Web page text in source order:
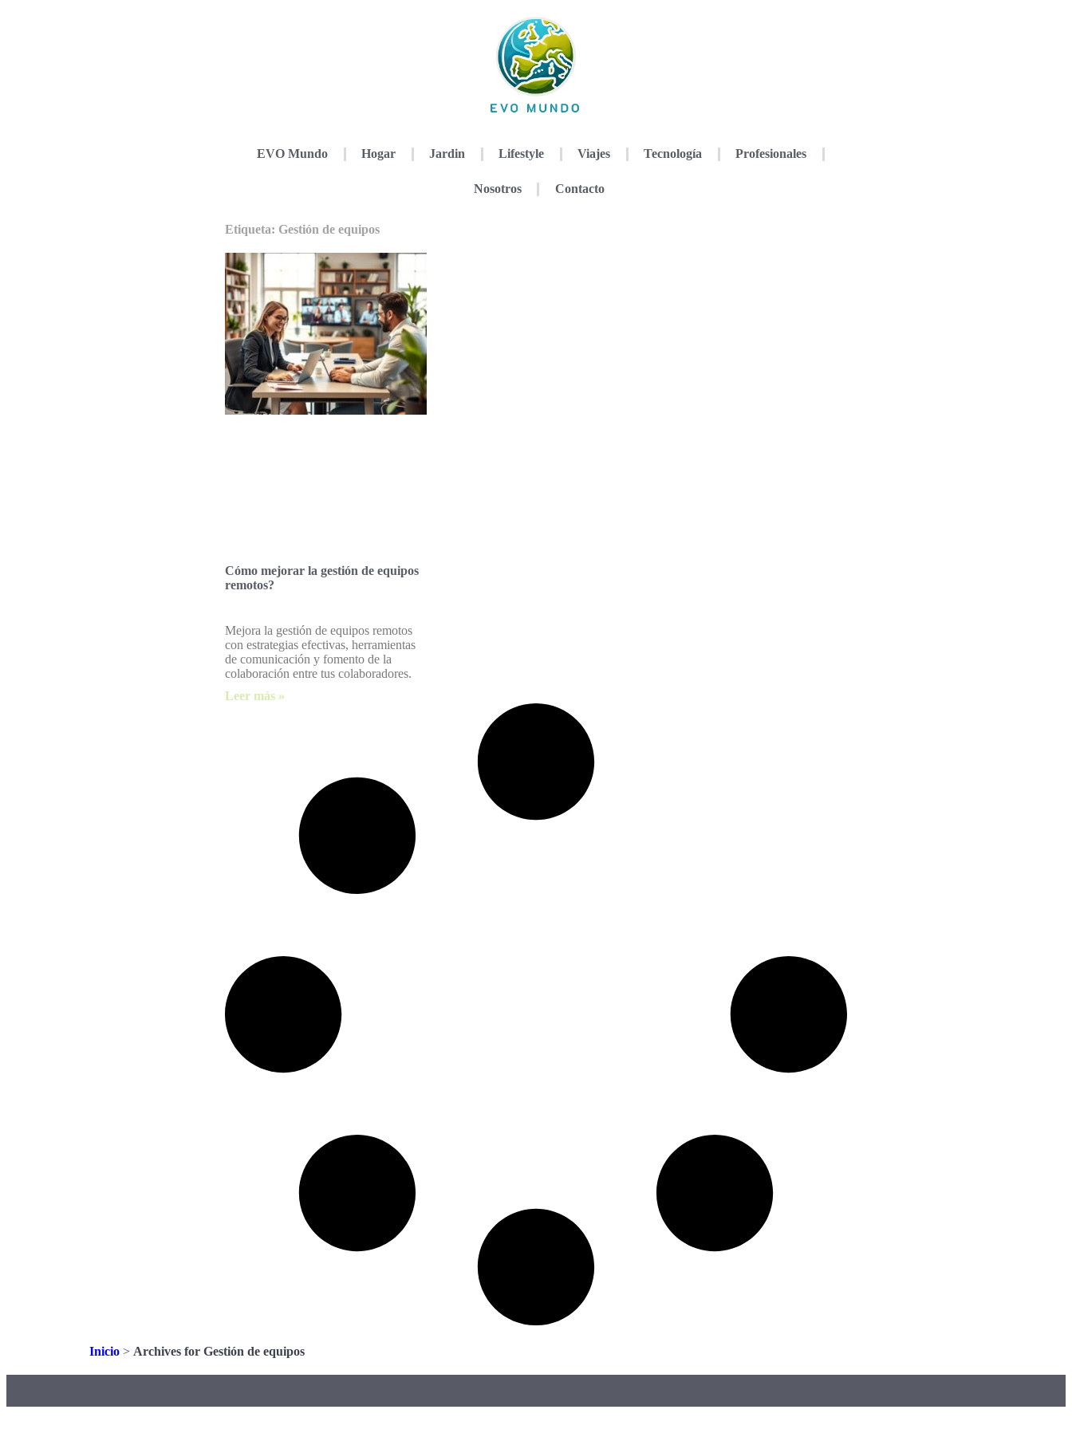
EVO Mundo Hogar Jardin Lifestyle Viajes Tecnología Profesionales
Nosotros Contacto
Etiqueta: Gestión de equipos
Cómo mejorar la gestión de equipos
remotos?
Mejora la gestión de equipos remotos
con estrategias efectivas, herramientas
de comunicación y fomento de la
colaboración entre tus colaboradores.
Leer más »
Inicio > Archives for Gestión de equipos